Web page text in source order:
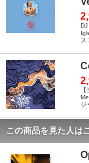
DJ
ス
ジ
この商品を見た人は